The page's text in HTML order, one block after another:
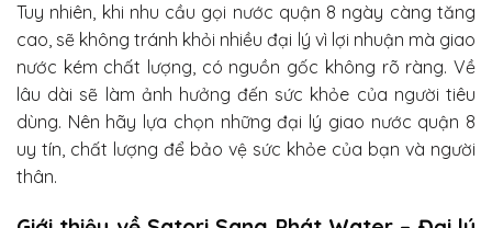
Tuy nhiên, khi nhu cầu gọi nước quận 8 ngày càng tăng
cao, sẽ không tránh khỏi nhiều đại lý vì lợi nhuận mà giao
nước kém chất lượng, có nguồn gốc không rõ ràng. Về
lâu dài sẽ làm ảnh hưởng đến sức khỏe của người tiêu
dùng. Nên hãy lựa chọn những đại lý giao nước quận 8
uy tín, chất lượng để bảo vệ sức khỏe của bạn và người
thân.